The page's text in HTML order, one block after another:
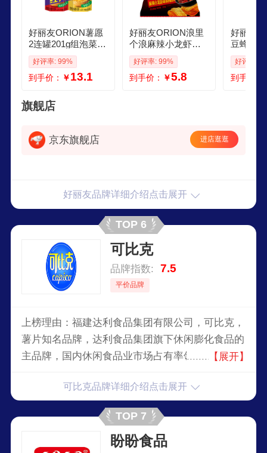
好丽友ORION薯愿
2连罐201g组泡菜97
g原味104g非油炸薯
片休闲零食解馋
好评率: 99%
到手价： ￥13.1
好丽友ORION浪里
个浪麻辣小龙虾味6
5g 休闲零食薯片小
包装膨化食品小吃
好评率: 99%
到手价： ￥5.8
好丽友
豆蜂蜜
休闲零
装膨化
好评率:
到手价：
旗舰店
京东旗舰店 进店逛逛
好丽友品牌详细介绍点击展开
TOP 6
可比克
品牌指数: 7.5
平价品牌
上榜理由：福建达利食品集团有限公司，可比克，
薯片知名品牌，达利食品集团旗下休闲膨化食品的
主品牌，国内休闲食品业市场占有率领先企业，致
【展开】
可比克品牌详细介绍点击展开
TOP 7
盼盼食品